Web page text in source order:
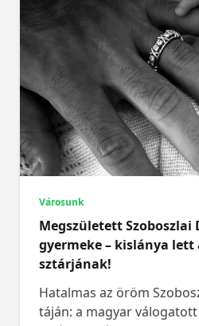
Városunk
Megszületett Szoboszlai
gyermeke – kislánya lett
sztárjának!
Hatalmas az öröm
táján: a magyar